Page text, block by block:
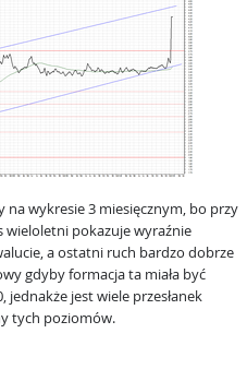
wykresie 3 miesięcznym, bo przy
wieloletni pokazuje wyraźnie
a ostatni ruch bardzo dobrze
gdyby formacja ta miała być
jest wiele przesłanek
tych poziomów.